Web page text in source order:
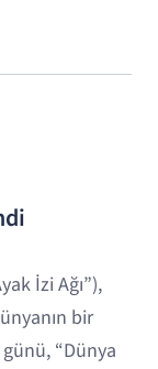
İzi Ağı”),
bir
“Dünya